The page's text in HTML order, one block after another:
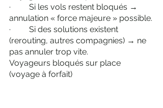
·         Si les vols restent bloqués →
annulation « force majeure » possible.
·         Si des solutions existent
(rerouting, autres compagnies) → ne
pas annuler trop vite.
Voyageurs bloqués sur place
(voyage à forfait)